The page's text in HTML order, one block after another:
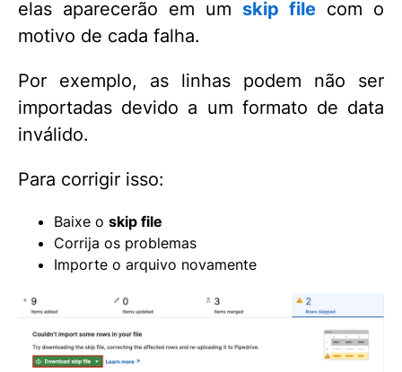
elas aparecerão em um skip file com o
motivo de cada falha.
Por exemplo, as linhas podem não ser
importadas devido a um formato de data
inválido.
Para corrigir isso:
Baixe o skip file
Corrija os problemas
Importe o arquivo novamente